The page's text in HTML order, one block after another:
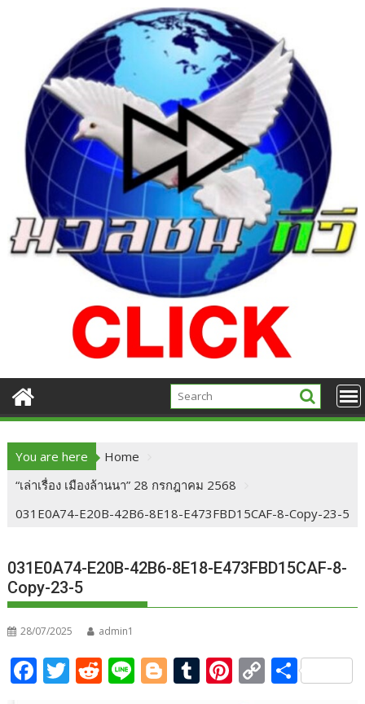
You are here
Home
“เล่าเรื่อง เมืองล้านนา” 28 กรกฎาคม 2568
031E0A74-E20B-42B6-8E18-E473FBD15CAF-8-Copy-23-5
031E0A74-E20B-42B6-8E18-E473FBD15CAF-8-
Copy-23-5
28/07/2025 admin1
F T R Li Bl T Pi
nt
C S